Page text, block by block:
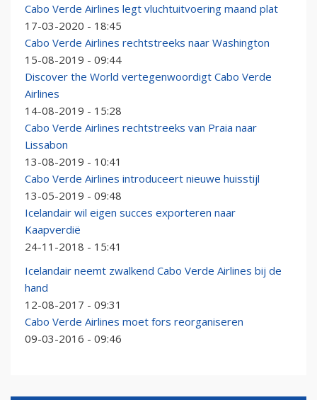
Cabo Verde Airlines legt vluchtuitvoering maand plat
17-03-2020 - 18:45
Cabo Verde Airlines rechtstreeks naar Washington
15-08-2019 - 09:44
Discover the World vertegenwoordigt Cabo Verde
Airlines
14-08-2019 - 15:28
Cabo Verde Airlines rechtstreeks van Praia naar
Lissabon
13-08-2019 - 10:41
Cabo Verde Airlines introduceert nieuwe huisstijl
13-05-2019 - 09:48
Icelandair wil eigen succes exporteren naar
Kaapverdië
24-11-2018 - 15:41
Icelandair neemt zwalkend Cabo Verde Airlines bij de
hand
12-08-2017 - 09:31
Cabo Verde Airlines moet fors reorganiseren
09-03-2016 - 09:46